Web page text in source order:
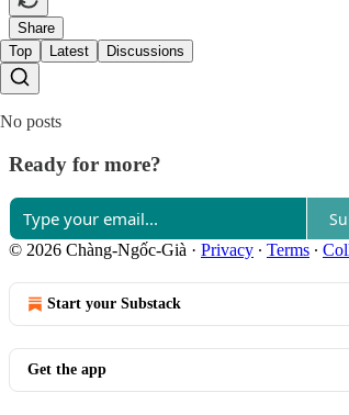
Share
Top
Latest Discussions
No posts
Ready for more?
© 2026 Chàng-Ngốc-Già · Privacy ∙ Terms ∙
Start your Substack
Get the app